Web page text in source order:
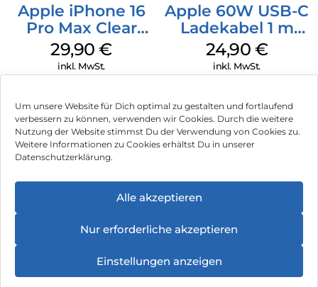
Um unsere Website für Dich optimal zu gestalten und fortlaufend
verbessern zu können, verwenden wir Cookies. Durch die weitere
Nutzung der Website stimmst Du der Verwendung von Cookies zu.
Weitere Informationen zu Cookies erhältst Du in unserer
Datenschutzerklärung.
Alle akzeptieren
Nur erforderliche akzeptieren
Einstellungen anzeigen
Apple iPhone 16
Pro Max Clear
Case MagSafe
Transparent
29,90€
inkl. MwSt.
Apple 60W USB-C
Ladekabel 1 m
Weiß
24,90 €
inkl. MwSt.
Impressum
Hinweis zur Batterieentsorgung
Newsletter